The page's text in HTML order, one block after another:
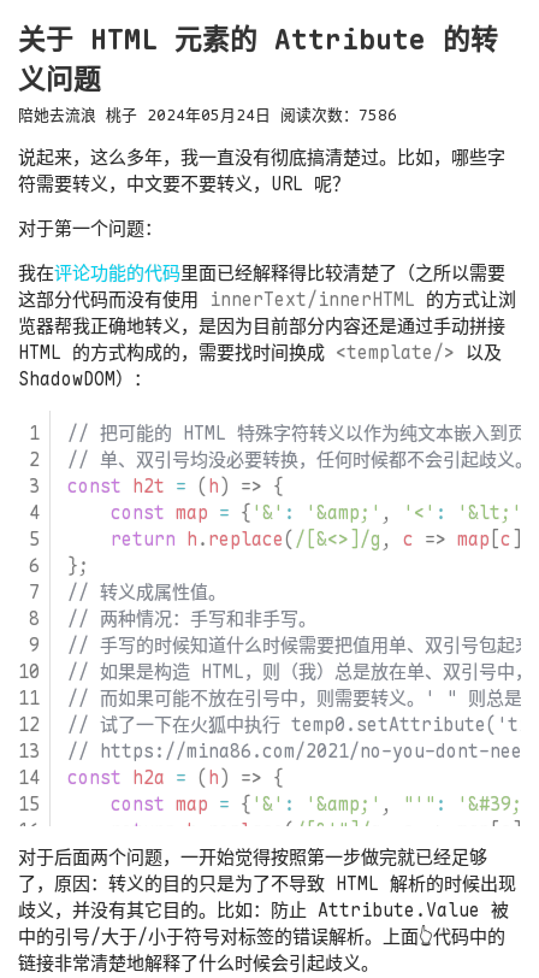
关于 HTML 元素的 Attribute 的转
义问题
陪她去流浪 桃子 2024年05月24日 阅读次数： 7586
说起来，这么多年，我一直没有彻底搞清楚过。比如，哪些字
符需要转义，中文要不要转义，URL 呢？
对于第一个问题：
我在评论功能的代码里面已经解释得比较清楚了（之所以需要
这部分代码而没有使用 innerText/innerHTML 的方式让浏
览器帮我正确地转义，是因为目前部分内容还是通过手动拼接
HTML 的方式构成的，需要找时间换成 <template/> 以及
ShadowDOM）：
const h2t = (h) => {
const map = { '&' : '&amp;' , '<' : '&lt;'
return h . replace( /[&<>]/g , c => map [c
};
const h2a = (h) => {
const map = { '&' : '&amp;' , "'" : '&#39;'
return
h replace ( /[&'"]/g [
};
对于后面两个问题，一开始觉得按照第一步做完就已经足够
了，原因：转义的目的只是为了不导致 HTML 解析的时候出现
歧义，并没有其它目的。比如：防止 Attribute.Value 被
中的引号/大于/小于符号对标签的错误解析。上面👆代码中的
链接非常清楚地解释了什么时候会引起歧义。